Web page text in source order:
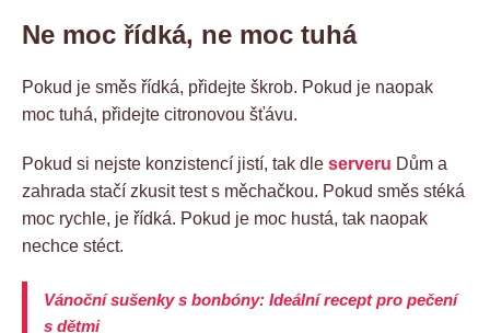
Ne moc řídká, ne moc tuhá
Pokud je směs řídká, přidejte škrob. Pokud je naopak
moc tuhá, přidejte citronovou šťávu.
Pokud si nejste konzistencí jistí, tak dle serveru Dům a
zahrada stačí zkusit test s měchačkou. Pokud směs stéká
moc rychle, je řídká. Pokud je moc hustá, tak naopak
nechce stéct.
Vánoční sušenky s bonbóny: Ideální recept pro pečení
s dětmi